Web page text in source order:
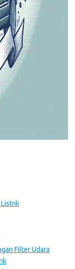
Listrik
Filter Udara